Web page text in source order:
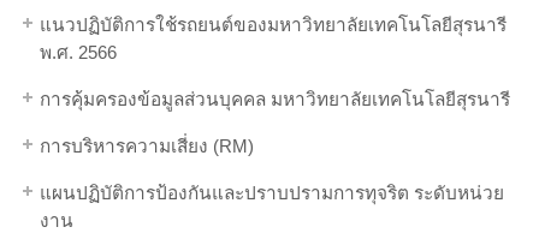
แนวปฏิบัติการใช้รถยนต์ของมหาวิทยาลัยเทคโนโลยีสุรนารี
พ.ศ. 2566
การคุ้มครองข้อมูลส่วนบุคคล มหาวิทยาลัยเทคโนโลยีสุรนารี
การบริหารความเสี่ยง (RM)
แผนปฏิบัติการป้องกันและปราบปรามการทุจริต ระดับหน่วย
งาน